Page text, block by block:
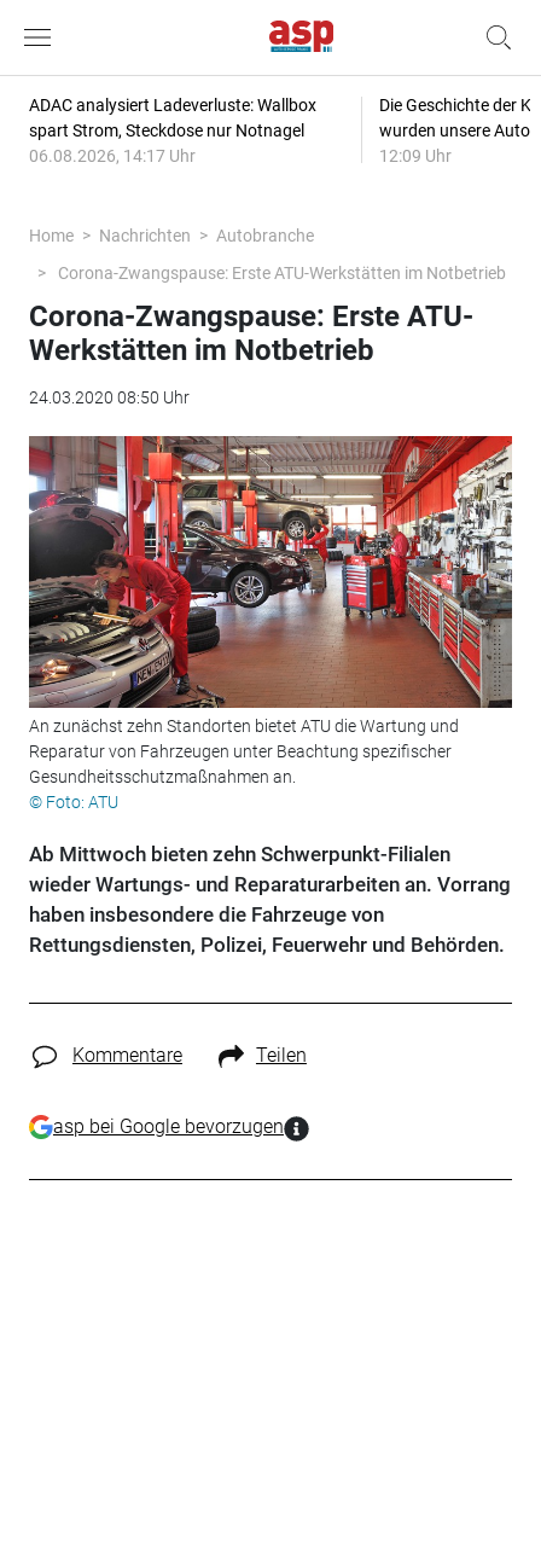
ADAC analysiert Ladeverluste: Wallbox
spart Strom, Steckdose nur Notnagel
06.08.2026, 14:17 Uhr
Die Geschichte der
wurden unsere
12:09 Uhr
Home Nachrichten
Autobranche
Corona-Zwangspause: Erste ATU-Werkstätten im Notbetrieb
Corona-Zwangspause: Erste ATU-
Werkstätten im Notbetrieb
24.03.2020 08:50 Uhr
An zunächst zehn Standorten bietet ATU die Wartung und
Reparatur von Fahrzeugen unter Beachtung spezifischer
Gesundheitsschutzmaßnahmen an.
© Foto: ATU
Ab Mittwoch bieten zehn Schwerpunkt-Filialen
wieder Wartungs- und Reparaturarbeiten an. Vorrang
haben insbesondere die Fahrzeuge von
Rettungsdiensten, Polizei, Feuerwehr und Behörden.
Kommentare Teilen
asp bei Google bevorzugen